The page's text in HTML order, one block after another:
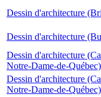
Dessin d'architecture
Dessin d'architecture
Dessin d'architecture
Notre-Dame-de-Québec)
Dessin d'architecture
Notre-Dame-de-Québec)